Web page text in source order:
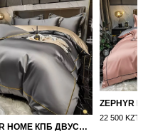
ZEPHYR HOME КПБ ДВУСПАЛКА ЕВРО МАКО-САТИН 100S ГРАНИТ
22 500 KZT